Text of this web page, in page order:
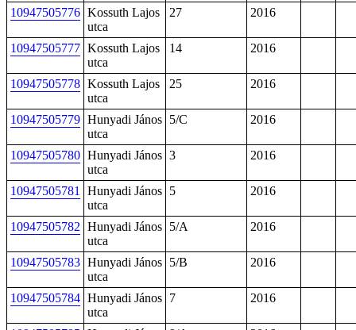
10947505776 Kossuth Lajos
utca
27 2016
10947505777 Kossuth Lajos
utca
14 2016
10947505778 Kossuth Lajos
utca
25 2016
10947505779 Hunyadi János
utca
5/C 2016
10947505780 Hunyadi János
utca
3 2016
10947505781
Hunyadi János
utca
5 2016
10947505782 Hunyadi János
utca
5/A 2016
10947505783 Hunyadi János
utca
5/B 2016
10947505784 Hunyadi János
utca
7 2016